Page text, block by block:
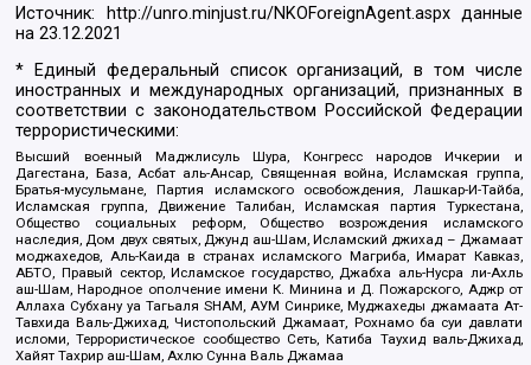
Источник: http://unro.minjust.ru/NKOForeignAgent.aspxданные
на23.12.2021
* Единый федеральный список организаций, в том числе
иностранных и международных организаций, признанных в
соответствии с законодательством Российской Федерации
террористическими:
Высший военный Маджлисуль Шура, Конгресс народов Ичкерии и
Дагестана, База, Асбат аль-Ансар, Священная война, Исламская группа,
Братья-мусульмане, Партия исламского освобождения, Лашкар-И-Тайба,
Исламская группа, Движение Талибан, Исламская партия Туркестана,
Общество социальных реформ, Общество возрождения исламского
наследия, Дом двух святых, Джунд аш-Шам, Исламский джихад – Джамаат
моджахедов, Аль-Каида в странах исламского Магриба, Имарат Кавказ,
АБТО, Правый сектор, Исламское государство, Джабха аль-Нусра ли-Ахль
аш-Шам, Народное ополчение имени К. Минина и Д. Пожарского, Аджр от
Аллаха Субхану уа Тагьаля SHAM, АУМ Синрике, Муджахеды джамаата Ат-
Тавхида Валь-Джихад, Чистопольский Джамаат, Рохнамо ба суи давлати
исломи, Террористическое сообщество Сеть, Катиба Таухид валь-Джихад,
Хайят Тахрир аш-Шам, Ахлю Сунна Валь Джамаа